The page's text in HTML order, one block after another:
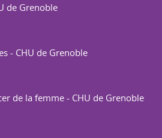
de Grenoble
- CHU de Grenoble
de la femme - CHU de Grenoble